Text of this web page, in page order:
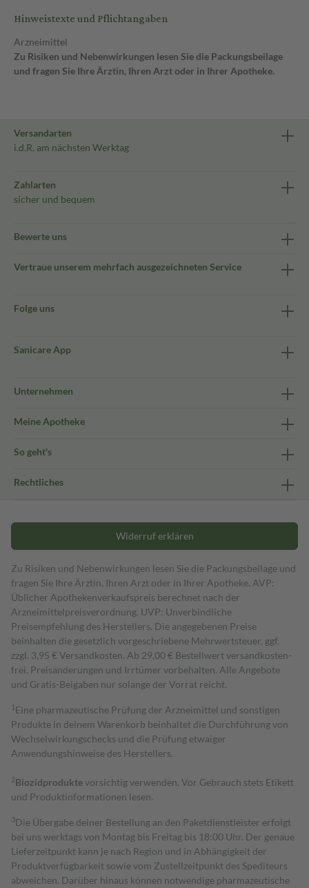
Hinweistexte und Pflichtangaben
Arzneimittel
Zu Risiken und Nebenwirkungen lesen Sie die Packungsbeilage
und fragen Sie Ihre Ärztin, Ihren Arzt oder in Ihrer Apotheke.
Versandarten
i.d.R. am nächsten Werktag
Zahlarten
sicher und bequem
Bewerte uns
Vertraue unserem mehrfach ausgezeichneten Service
Folge uns
Sanicare App
Unternehmen
Meine Apotheke
So geht's
Rechtliches
Widerruf erklären
Zu Risiken und Nebenwirkungen lesen Sie die Packungsbeilage und
fragen Sie Ihre Ärztin, Ihren Arzt oder in Ihrer Apotheke. AVP:
Üblicher Apothekenverkaufspreis berechnet nach der
Arzneimittelpreisverordnung. UVP: Unverbindliche
Preisempfehlung des Herstellers. Die angegebenen Preise
beinhalten die gesetzlich vorgeschriebene Mehrwertsteuer, ggf.
zzgl. 3,95 € Versandkosten. Ab 29,00 € Bestell­wert versand­kosten­
frei. Preisänderungen und Irrtümer vorbehalten. Alle Angebote
und Gratis-Beigaben nur solange der Vorrat reicht.
1 Eine pharmazeutische Prüfung der Arzneimittel und sonstigen
Produkte in deinem Warenkorb beinhaltet die Durchführung von
Wechselwirkungschecks und die Prüfung etwaiger
Anwendungshinweise des Herstellers.
2Biozidproduktevorsichtig verwenden. Vor Gebrauch stets Etikett
und Produktinformationen lesen.
3Die Übergabe deiner Bestellung an den Paketdienstleister erfolgt
bei uns werktags von Montag bis Freitag bis 18:00 Uhr. Der genaue
Lieferzeitpunkt kann je nach Region und in Abhängigkeit der
Produktverfügbarkeit sowie vom Zustellzeitpunkt des Spediteurs
abweichen. Darüber hinaus können notwendige pharmazeutische